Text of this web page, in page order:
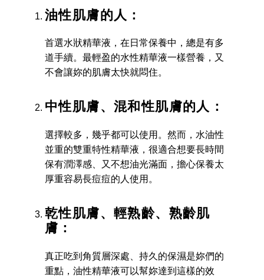
油性肌膚的人：
首選水狀精華液，在日常保養中，總是有多
道手續。最輕盈的水性精華液一樣營養，又
不會讓妳的肌膚太快就悶住。
中性肌膚、混和性肌膚的人：
選擇較多，幾乎都可以使用。然而，水油性
並重的雙重特性精華液，很適合想要長時間
保有潤澤感、又不想油光滿面，擔心保養太
厚重容易長痘痘的人使用。
乾性肌膚、輕熟齡、熟齡肌
膚：
真正吃到角質層深處、持久的保濕是妳們的
重點，油性精華液可以幫妳達到這樣的效